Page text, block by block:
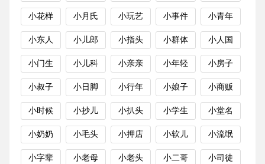
小花样 小月氏 小玩艺 小事件 小青年
小东人 小儿郎 小指头 小群体 小人国
小门生 小儿科 小亲亲 小年轻 小房子
小叔子 小日脚 小行年 小娘子 小商贩
小时候 小抄儿 小扒头 小学生 小堂名
小奶奶 小毛头 小押店 小软儿 小流氓
小字辈 小老母 小老头 小二哥 小司徒